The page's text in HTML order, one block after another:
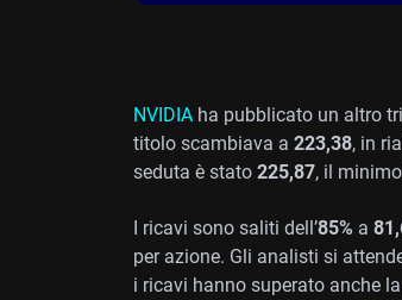
NVIDIA ha pubblicato un altro
titolo scambiava a 223,38, in
seduta è stato 225,87, il minimo
I ricavi sono saliti dell’85% a
per azione. Gli analisti si
i ricavi hanno superato anche